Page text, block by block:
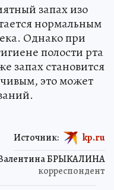
запах изо
нормальным
Однако при
полости рта
запах становится
это может
БРЫКАЛИНА
корреспондент
Источник: kp.ru